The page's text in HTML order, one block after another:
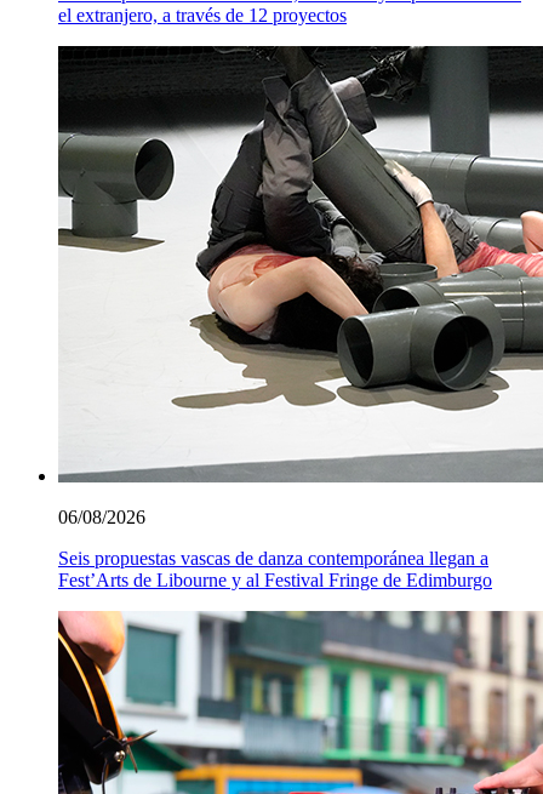
el extranjero, a través de 12 proyectos
06/08/2026
Seis propuestas vascas de danza contemporánea llegan a
Fest’Arts de Libourne y al Festival Fringe de Edimburgo